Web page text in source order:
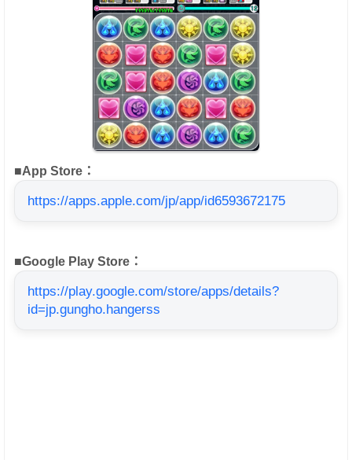
■App Store：
https://apps.apple.com/jp/app/id6593672175
■Google Play Store：
https://play.google.com/store/apps/details?
id=jp.gungho.hangerss